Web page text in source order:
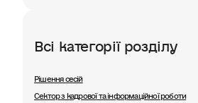
Всі категорії розділу
Рішення сесій
Сектор з кадрової та інформаційної роботи